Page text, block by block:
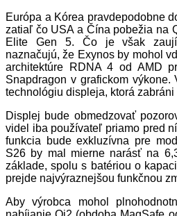
Európa a Kórea pravdepodobne
zatiaľ čo USA a Čína pobežia na
Elite Gen 5. Čo je však
naznačujú, že Exynos by mohol
architektúre RDNA 4 od AMD
Snapdragon v grafickom výkone.
technológiu displeja, ktorá zabráni
Displej bude obmedzovať
videl iba používateľ priamo pred
funkcia bude exkluzívna pre
S26 by mal mierne narásť na
základe, spolu s batériou o
prejde najvýraznejšou funkčnou
Aby výrobca mohol